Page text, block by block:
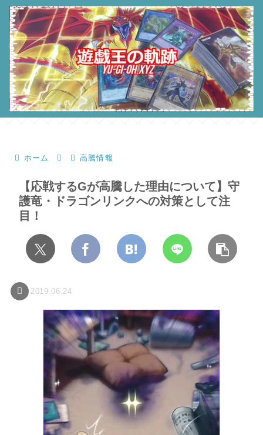
ホーム 高騰情報
【応戦するGが高騰した理由について】守
護竜・ドラゴンリンクへの対策として注
目！
2019.06.24